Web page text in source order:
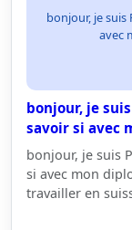
bonjour, je
avec
bonjour, je
savoir si avec
bonjour, je suis
si avec mon
travailler en